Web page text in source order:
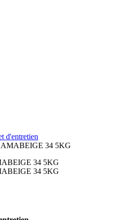
d'entretien
34 5KG